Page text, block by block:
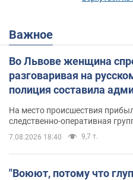
Важное
Во Львове женщина
разговаривая на
полиция составила
На место происшествия
следственно-оперативная
7.08.2026 18:40 9,7 т.
"Воюют, потому что